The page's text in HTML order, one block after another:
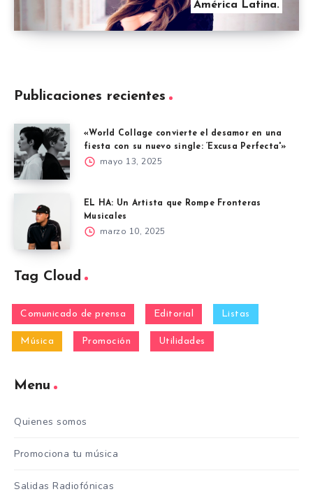
América Latina.
Publicaciones recientes
«World Collage convierte el desamor en una
fiesta con su nuevo single: ‘Excusa Perfecta'»
mayo 13, 2025
EL HA: Un Artista que Rompe Fronteras
Musicales
marzo 10, 2025
Tag Cloud
Comunicado de prensa Editorial Listas
Música Promoción Utilidades
Menu
Quienes somos
Promociona tu música
Salidas Radiofónicas